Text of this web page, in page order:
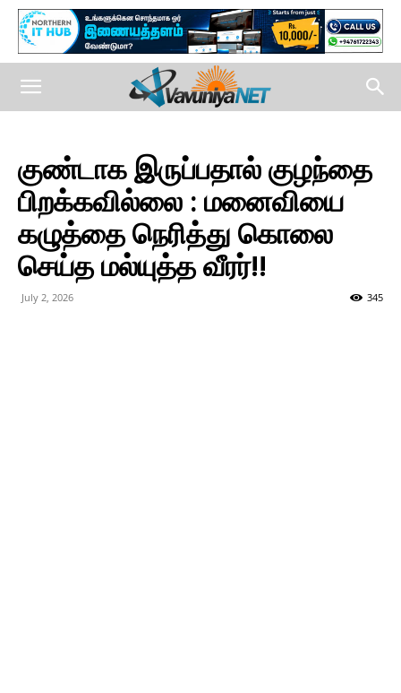
குண்டாக இருப்பதால் குழந்தை
பிறக்கவில்லை : மனைவியை
கழுத்தை நெரித்து கொலை
செய்த மல்யுத்த வீரர்!!
July 2, 2026 345